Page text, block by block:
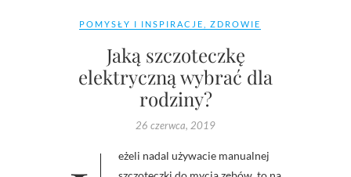
POMYSŁY I INSPIRACJE ZDROWIE
Jaką szczoteczkę
elektryczną wybrać dla
rodziny?
26 czerwca, 2019